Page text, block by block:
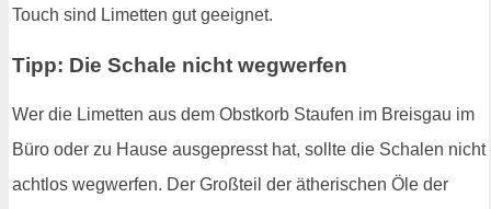
Touch sind Limetten gut geeignet.
Tipp: Die Schale nicht wegwerfen
Wer die Limetten aus dem Obstkorb Staufen im Breisgau im
Büro oder zu Hause ausgepresst hat, sollte die Schalen nicht
achtlos wegwerfen. Der Großteil der ätherischen Öle der